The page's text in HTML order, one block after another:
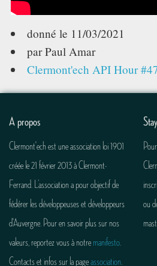
TECH TIME
ASSOCIATION
donné le 11/03/2021
par Paul Amar
Clermont'ech API Hour
A propos
Clermont'ech est une association loi 1901
créée le 21 février 2013 à Clermont-
Ferrand. L’association a pour objectif de
fédérer les développeuses et développeurs
d'Auvergne. Pour en savoir plus sur nos
valeurs, reportez vous à notre manifesto
Contacts et infos sur la pageassociation
ou